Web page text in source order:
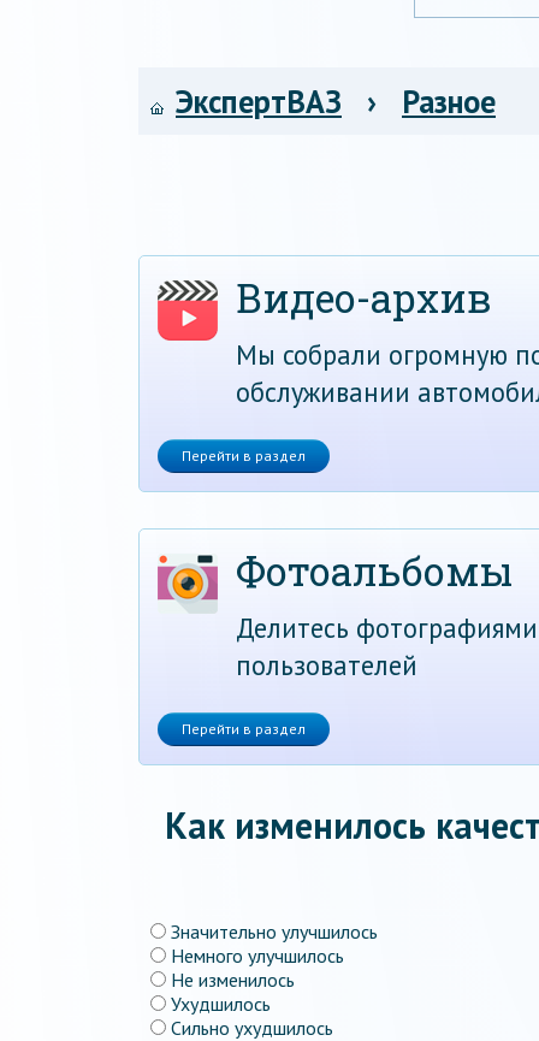
ЭкспертВАЗ › Разное
Видео-архив
Мы собрали огромную
обслуживании
Перейти в раздел
Фотоальбомы
Делитесь
пользователей
Перейти в раздел
Как изменилось
Значительно улучшилось
Немного улучшилось
Не изменилось
Ухудшилось
Сильно ухудшилось